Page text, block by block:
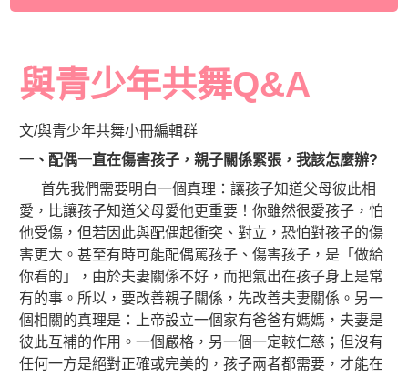
與青少年共舞Q&A
文/與青少年共舞小冊編輯群
一、配偶一直在傷害孩子，親子關係緊張，我該怎麼辦?
首先我們需要明白一個真理：讓孩子知道父母彼此相
愛，比讓孩子知道父母愛他更重要！你雖然很愛孩子，怕
他受傷，但若因此與配偶起衝突、對立，恐怕對孩子的傷
害更大。甚至有時可能配偶罵孩子、傷害孩子，是「做給
你看的」，由於夫妻關係不好，而把氣出在孩子身上是常
有的事。所以，要改善親子關係，先改善夫妻關係。另一
個相關的真理是：上帝設立一個家有爸爸有媽媽，夫妻是
彼此互補的作用。一個嚴格，另一個一定較仁慈；但沒有
任何一方是絕對正確或完美的，孩子兩者都需要，才能在